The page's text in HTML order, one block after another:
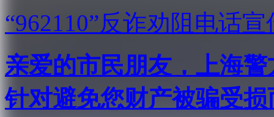
“962110”反诈劝阻电话宣
亲爱的市民朋友，上海
针对避免您财产被骗受